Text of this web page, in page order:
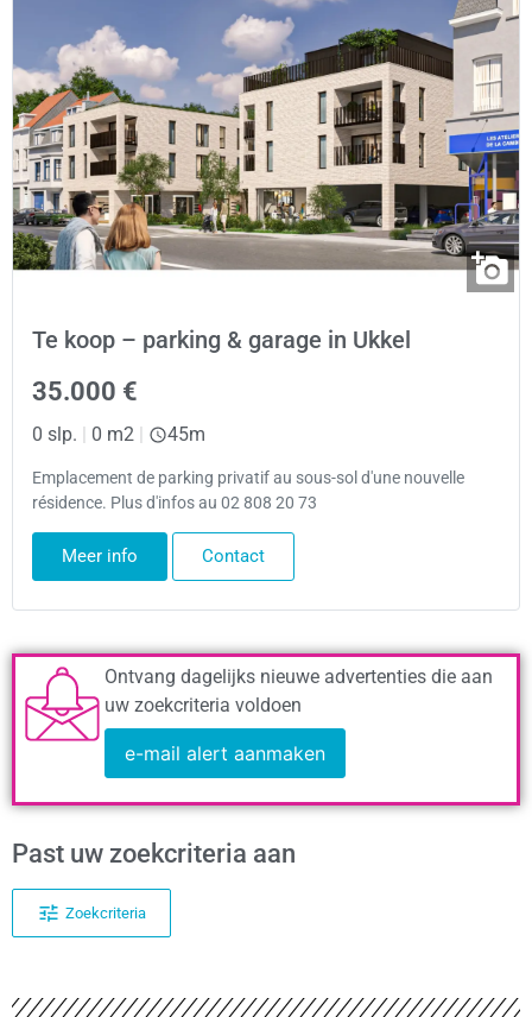
Te koop – parking & garage in Ukkel
35.000 €
0 slp. | 0 m2 | 45m
Emplacement de parking privatif au sous-sol d'une nouvelle
résidence. Plus d'infos au 02 808 20 73
Meer info Contact
Ontvang dagelijks nieuwe advertenties die aan
uw zoekcriteria voldoen
e-mail alert aanmaken
Past uw zoekcriteria aan
Zoekcriteria